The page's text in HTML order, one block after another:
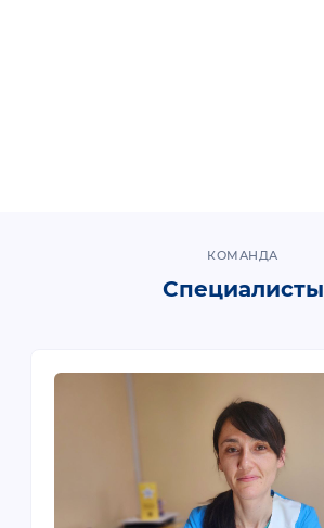
КОМАНДА
Специалисты